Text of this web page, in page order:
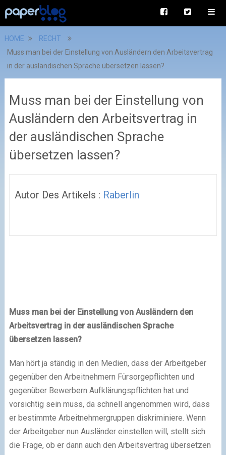
HOME
RECHT
Muss man bei der Einstellung von Ausländern den Arbeitsvertrag
in der ausländischen Sprache übersetzen lassen?
Muss man bei der Einstellung von
Ausländern den Arbeitsvertrag in
der ausländischen Sprache
übersetzen lassen?
Autor Des Artikels : Raberlin
Muss man bei der Einstellung von Ausländern den
Arbeitsvertrag in der ausländischen Sprache
übersetzen lassen?
Man hört ja ständig in den Medien, dass der Arbeitgeber
gegenüber den Arbeitnehmern Fürsorgepflichten und
gegenüber Bewerbern Aufklärungspflichten hat und
vorsichtig sein muss, da schnell angenommen wird, dass
er bestimmte Arbeitnehmergruppen diskriminiere. Wenn
der Arbeitgeber nun Ausländer einstellen will, stellt sich
die Frage, ob er dann auch den Arbeitsvertrag übersetzen